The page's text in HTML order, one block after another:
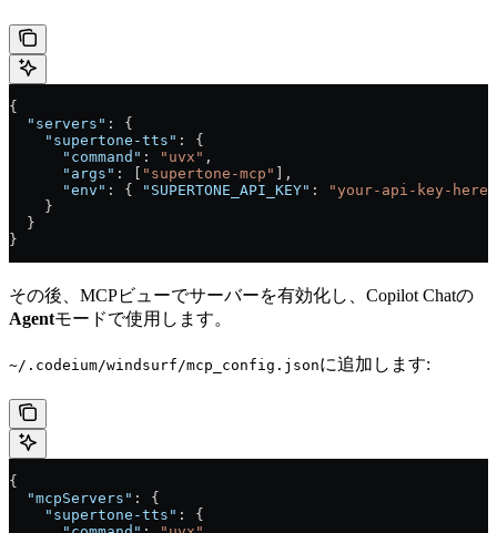
{
  "servers"
: {
    "supertone-tts"
: {
      "command"
: "uvx" ,
      "args"
: [ "supertone-mcp" ],
      "env"
: { "SUPERTONE_API_KEY" :
"your-api-key-here"
    }
  }
}
その後、MCPビューでサーバーを有効化し、Copilot Chatの
Agentモードで使用します。
~/.codeium/windsurf/mcp_config.jsonに追加します:
{
  "mcpServers"
: {
    "supertone-tts"
: {